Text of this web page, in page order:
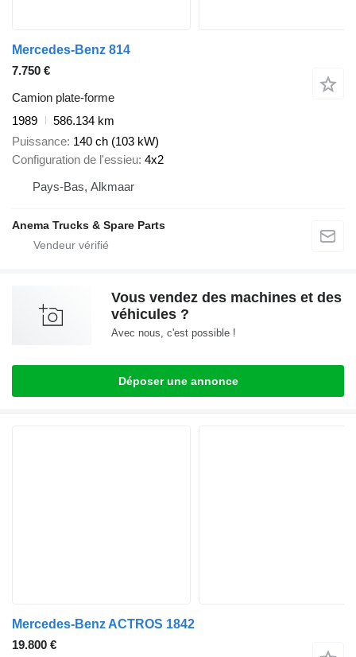
Mercedes-Benz 814
7.750 €
Camion plate-forme
1989
586.134 km
Puissance 140 ch (103 kW)
Configuration de l'essieu 4x2
Pays-Bas, Alkmaar
Anema Trucks & Spare Parts
Vous vendez des machines et des
véhicules ?
Avec nous, c'est possible !
Déposer une annonce
Mercedes-Benz ACTROS 1842
19.800 €